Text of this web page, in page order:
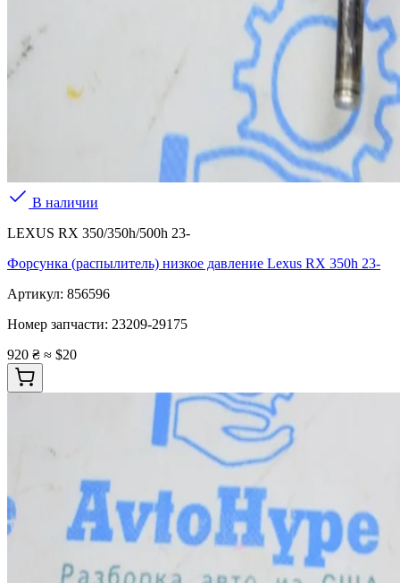
В наличии
LEXUS RX 350/350h/500h 23-
Форсунка (распылитель) низкое давление Lexus RX 350h 23-
Артикул: 856596
Номер запчасти: 23209-29175
920 ₴ ≈ $20